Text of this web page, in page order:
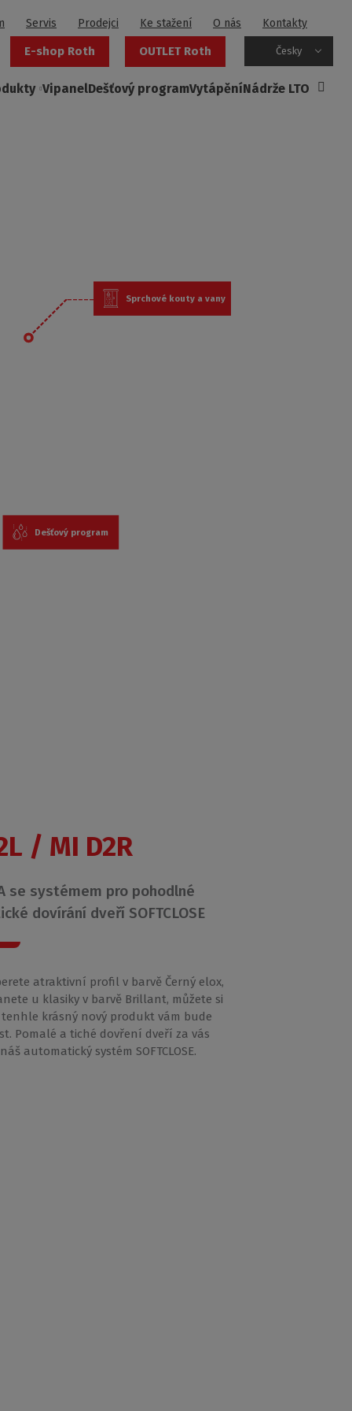
Servis Prodejci Ke stažení O nás Kontakty
E-shop Roth OUTLET Roth Česky
VipanelDešťový programVytápěníNádrže LTO
Dešťový program
Sprchové kouty a vany
/ MI D2R
se systémem pro pohodlné
dovírání dveří SOFTCLOSE
atraktivní profil v barvě Černý elox,
u klasiky v barvě Brillant, můžete si
tenhle krásný nový produkt vám bude
Pomalé a tiché dovření dveří za vás
automatický systém SOFTCLOSE.